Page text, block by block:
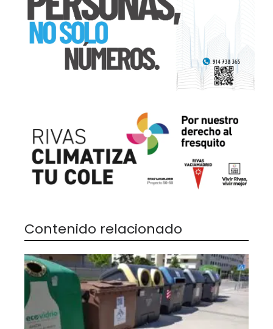
Contenido relacionado